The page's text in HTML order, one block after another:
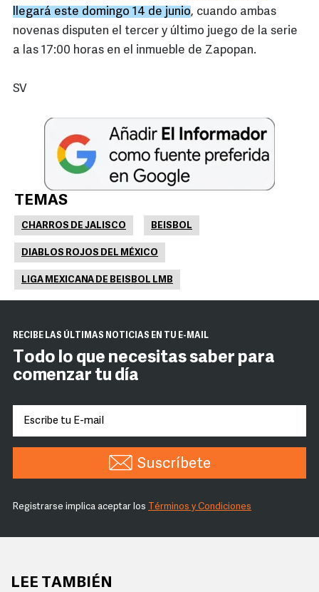
llegará este domingo 14 de junio, cuando ambas
novenas disputen el tercer y último juego de la serie
a las 17:00 horas en el inmueble de Zapopan.
SV
TEMAS
CHARROS DE JALISCO BEISBOL
DIABLOS ROJOS DEL MÉXICO
LIGA MEXICANA DE BEISBOL LMB
RECIBE LAS ÚLTIMAS NOTICIAS EN TU E-MAIL
Todo lo que necesitas saber para
comenzar tu día
Suscríbete
Registrarse implica aceptar los Términos y Condiciones
LEE TAMBIÉN